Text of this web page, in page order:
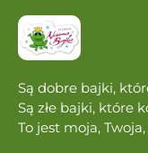
Są dobre bajki,
Są złe bajki, które
To jest moja,